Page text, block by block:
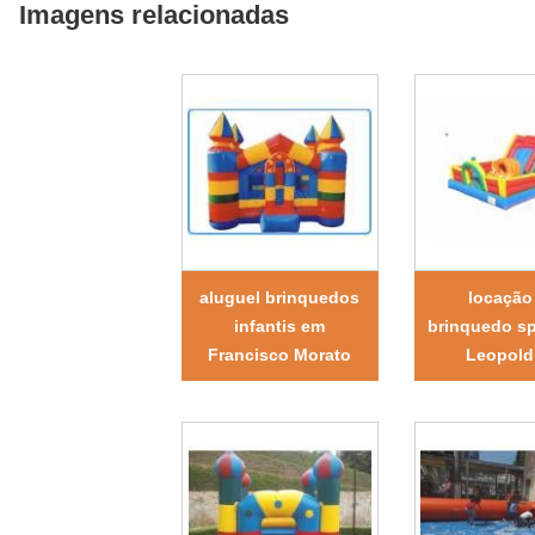
Imagens relacionadas
aluguel brinquedos
infantis em
Francisco Morato
brinquedo